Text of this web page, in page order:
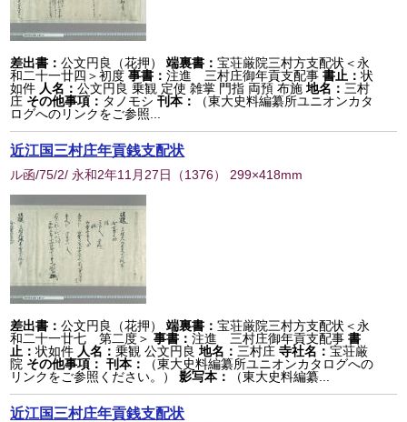
差出書：公文円良（花押） 端裏書：宝荘厳院三村方支配状＜永
和二十一廿四＞初度 事書：注進 三村庄御年貢支配事書止：状
如件 人名：公文円良 乗観 定使 雑掌 門指 両預 布施 地名： 三村
庄 その他事項： タノモシ刊本：
（東大史料編纂所ユニオンカタ
ログへのリンクをご参照...
近江国三村庄年貢銭支配状
ル函/75/2/ 永和2年11月27日 （1376） 299×418mm
差出書：公文円良（花押） 端裏書：宝荘厳院三村方支配状＜永
和二十一廿七 第二度＞ 事書：注進 三村庄御年貢支配事書
止：状如件 人名：乗観 公文円良 地名： 三村庄 寺社名：宝荘厳
院 その他事項： 刊本：
（東大史料編纂所ユニオンカタログへの
リンクをご参照ください。）
影写本： （東大史料編纂...
近江国三村庄年貢銭支配状